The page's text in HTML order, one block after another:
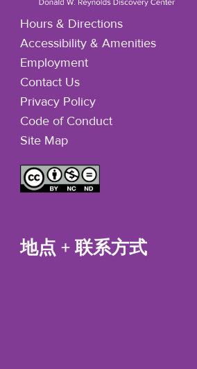
Hours & Directions
Accessibility & Amenities
Employment
Contact Us
Privacy Policy
Code of Conduct
Site Map
地点 + 联系方式